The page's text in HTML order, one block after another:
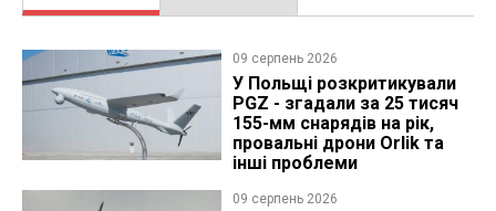
09 серпень 2026
У Польщі розкритикували
PGZ - згадали за 25 тисяч
155-мм снарядів на рік,
провальні дрони Orlik та
інші проблеми
09 серпень 2026